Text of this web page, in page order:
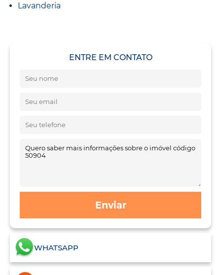
Lavanderia
ENTRE EM CONTATO
Enviar
WHATSAPP